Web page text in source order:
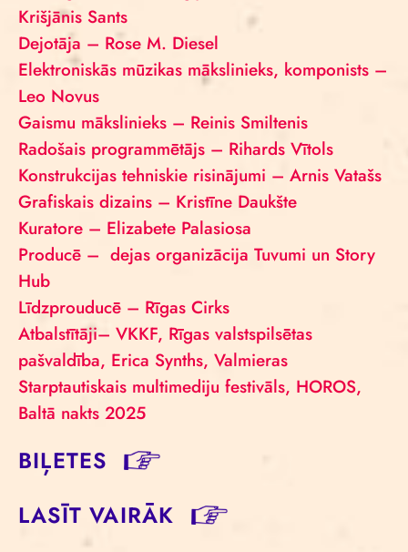
Krišjānis Sants
Dejotāja – Rose M. Diesel
Elektroniskās mūzikas mākslinieks, komponists –
Leo Novus
Gaismu mākslinieks – Reinis Smiltenis
Radošais programmētājs – Rihards Vītols
Konstrukcijas tehniskie risinājumi – Arnis Vatašs
Grafiskais dizains – Kristīne Daukšte
Kuratore – Elizabete Palasiosa
Producē – dejas organizācija Tuvumi un Story
Hub
Līdzprouducē – Rīgas Cirks
Atbalstītāji– VKKF, Rīgas valstspilsētas
pašvaldība, Erica Synths, Valmieras
Starptautiskais multimediju festivāls, HOROS,
Baltā nakts 2025
BIĻETES
LASĪT VAIRĀK